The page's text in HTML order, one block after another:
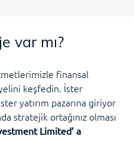
var mı?
finansal
keşfedin. İster
yatırım pazarına giriyor
stratejik ortağınız olması
Limited’ a